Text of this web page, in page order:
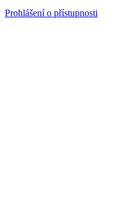
Prohlášení o přístupnosti